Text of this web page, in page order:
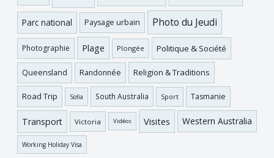
Parc national Paysage urbain Photo du Jeudi
Photographie Plage Plongée Politique & Société
Queensland Randonnée Religion & Traditions
Road Trip Sofia South Australia Sport Tasmanie
Transport Victoria Vidéos Visites Western Australia
Working Holiday Visa